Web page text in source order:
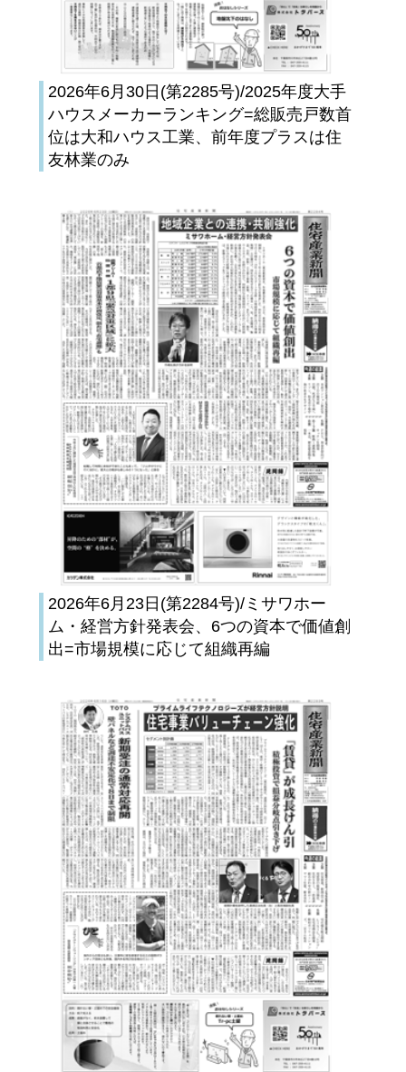
2026年6月30日(第2285号)/2025年度大手
ハウスメーカーランキング=総販売戸数首
位は大和ハウス工業、前年度プラスは住
友林業のみ
2026年6月23日(第2284号)/ミサワホー
ム・経営方針発表会、6つの資本で価値創
出=市場規模に応じて組織再編